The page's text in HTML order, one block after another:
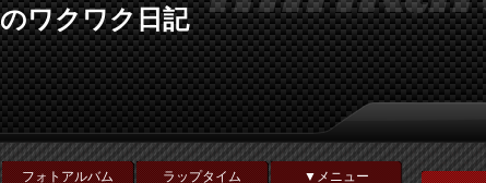
ワクワク日記
フォトアルバム ラップタイム ▼メニュー